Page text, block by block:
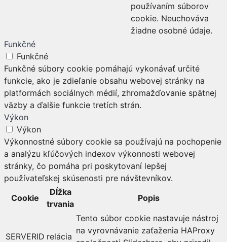
používaním súborov
cookie. Neuchováva
žiadne osobné údaje.
Funkčné
Funkčné
Funkčné súbory cookie pomáhajú vykonávať určité
funkcie, ako je zdieľanie obsahu webovej stránky na
platformách sociálnych médií, zhromažďovanie spätnej
väzby a ďalšie funkcie tretích strán.
Výkon
Výkon
Výkonnostné súbory cookie sa používajú na pochopenie
a analýzu kľúčových indexov výkonnosti webovej
stránky, čo pomáha pri poskytovaní lepšej
používateľskej skúsenosti pre návštevníkov.
Cookie
Dĺžka
trvania
Popis
SERVERID relácia
Tento súbor cookie nastavuje nástroj
na vyrovnávanie zaťaženia HAProxy